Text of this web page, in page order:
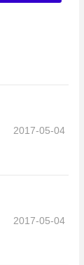
2017-05-04
2017-05-04